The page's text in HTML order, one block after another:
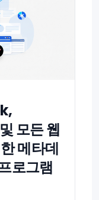
모든 웹
메타데
로그램